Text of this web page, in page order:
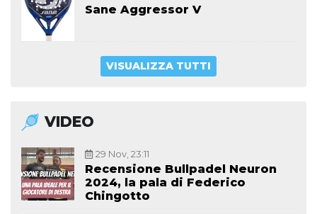
Sane Aggressor V
VISUALIZZA TUTTI
VIDEO
29 Nov, 23:11
Recensione Bullpadel Neuron
2024, la pala di Federico
Chingotto